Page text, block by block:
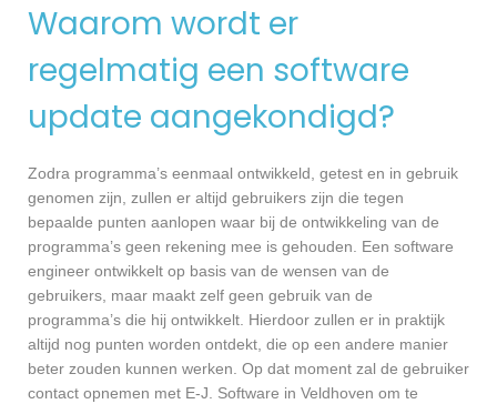
Waarom wordt er
regelmatig een software
update aangekondigd?
Zodra programma’s eenmaal ontwikkeld, getest en in gebruik
genomen zijn, zullen er altijd gebruikers zijn die tegen
bepaalde punten aanlopen waar bij de ontwikkeling van de
programma’s geen rekening mee is gehouden. Een software
engineer ontwikkelt op basis van de wensen van de
gebruikers, maar maakt zelf geen gebruik van de
programma’s die hij ontwikkelt. Hierdoor zullen er in praktijk
altijd nog punten worden ontdekt, die op een andere manier
beter zouden kunnen werken. Op dat moment zal de gebruiker
contact opnemen met E-J. Software in Veldhoven om te